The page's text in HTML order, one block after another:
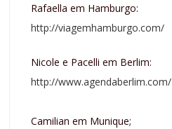
Rafaella em Hamburgo:
http://viagemhamburgo.com/
Nicole e Pacelli em Berlim:
http://www.agendaberlim.com/
Camilian em Munique;